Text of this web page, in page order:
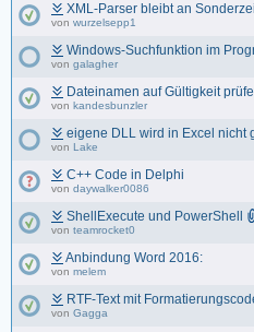
XML-Parser bleibt an
von wurzelsepp1
Windows-Suchfunktion im
von galagher
Dateinamen auf Gültigkeit
von kandesbunzler
eigene DLL wird in Excel nicht
von Lake
C++ Code in Delphi
von daywalker0086
ShellExecute und PowerShell
von teamrocket0
Anbindung Word 2016:
von melem
RTF-Text mit
von Gagga